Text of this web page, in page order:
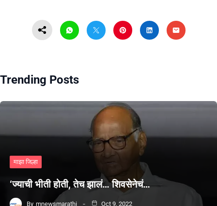
Trending Posts
माझा जिल्हा
‘ज्याची भीती होती, तेच झालं… शिवसेनेचं…
By mnewsmarathi Oct 9, 2022